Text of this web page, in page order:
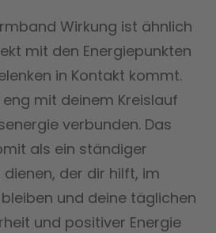
Wirkung ist ähnlich
mit den Energiepunkten
in Kontakt kommt.
eng mit deinem Kreislauf
verbunden. Das
als ein ständiger
der dir hilft, im
und deine täglichen
und positiver Energie